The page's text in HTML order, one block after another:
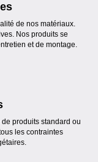
de nos matériaux.
Nos produits se
et de montage.
produits standard ou
les contraintes